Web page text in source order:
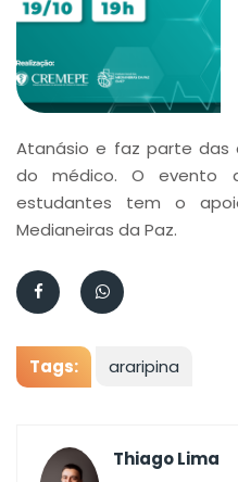
Atanásio e faz parte das
do médico. O evento
estudantes tem o
Medianeiras da Paz.
Tags: araripina
Thiago Lima